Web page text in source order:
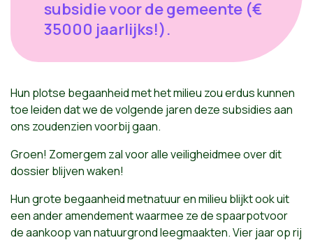
subsidie voor de gemeente (€
35000 jaarlijks!).
Hun plotse begaanheid met het milieu zou erdus kunnen
toe leiden dat we de volgende jaren deze subsidies aan
ons zoudenzien voorbij gaan.
Groen! Zomergem zal voor alle veiligheidmee over dit
dossier blijven waken!
Hun grote begaanheid metnatuur en milieu blijkt ook uit
een ander amendement waarmee ze de spaarpotvoor
de aankoop van natuurgrond leegmaakten. Vier jaar op rij